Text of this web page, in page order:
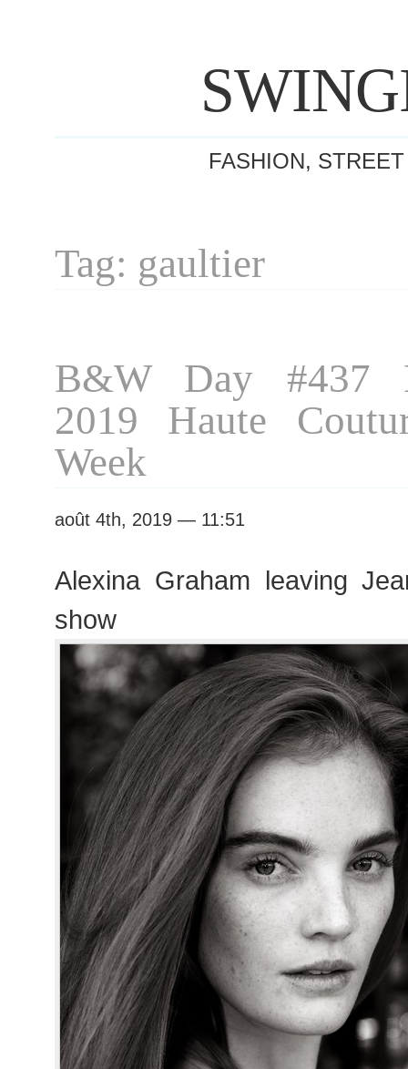
FASHION,
Tag: gaultier
B&W Day #437
2019 Haute
Week
août 4th, 2019 — 11:51
Alexina Graham leaving
show